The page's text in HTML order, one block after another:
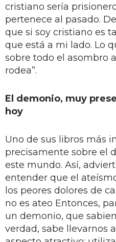
cristiano sería
pertenece al pasado.
que si soy cristiano es
que está a mi lado. Lo
sobre todo el asombro
rodea”.
El demonio, muy
hoy
Uno de sus libros más
precisamente sobre el
este mundo. Así,
entender que el
los peores dolores de
no es ateo Entonces,
un demonio, que
verdad, sabe llevarnos